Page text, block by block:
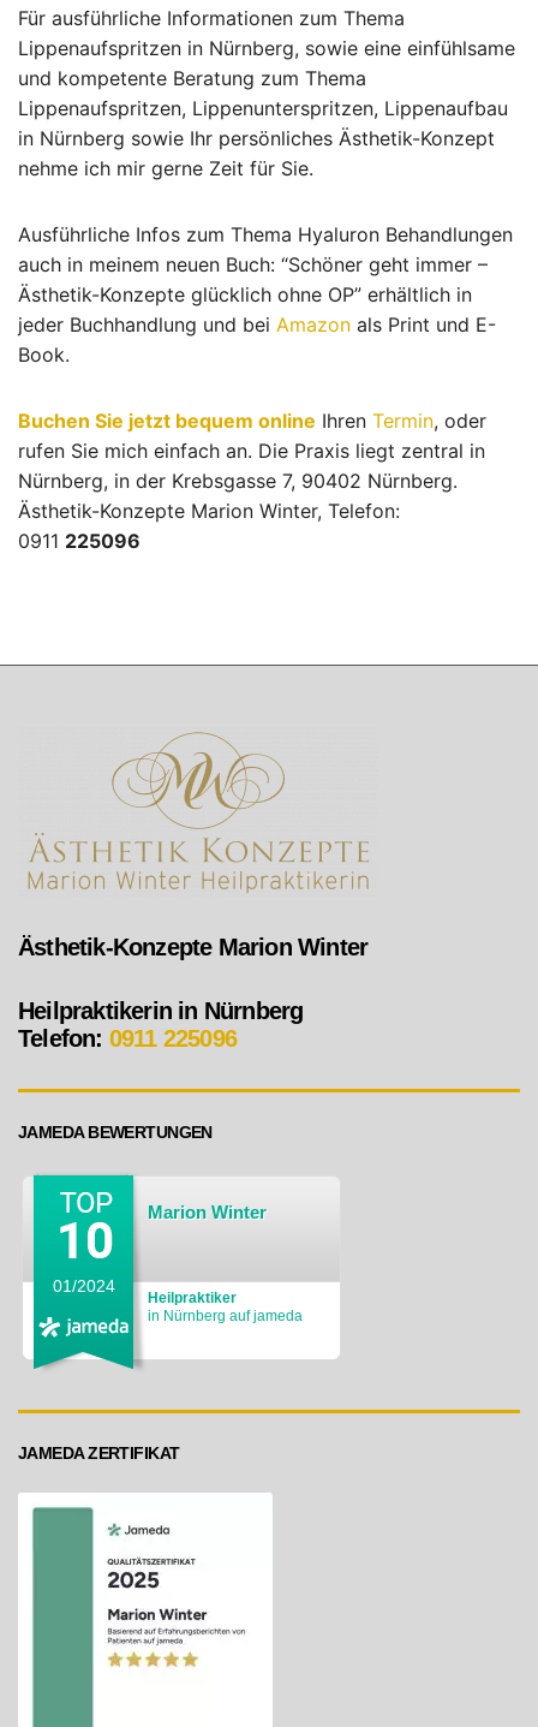
Für ausführliche Informationen zum Thema
Lippenaufspritzen in Nürnberg, sowie eine einfühlsame
und kompetente Beratung zum Thema
Lippenaufspritzen, Lippenunterspritzen, Lippenaufbau
in Nürnberg sowie Ihr persönliches Ästhetik-Konzept
nehme ich mir gerne Zeit für Sie.
Ausführliche Infos zum Thema Hyaluron Behandlungen
auch in meinem neuen Buch: “Schöner geht immer –
Ästhetik-Konzepte glücklich ohne OP” erhältlich in
jeder Buchhandlung und bei Amazon als Print und E-
Book.
Buchen Sie jetzt bequem online Ihren Termin, oder
rufen Sie mich einfach an. Die Praxis liegt zentral in
Nürnberg, in der Krebsgasse 7, 90402 Nürnberg.
Ästhetik-Konzepte Marion Winter, Telefon:
0911 225096
Ästhetik-Konzepte Marion Winter
Heilpraktikerin in Nürnberg
Telefon: 0911 225096
JAMEDA BEWERTUNGEN
Marion Winter
Heilpraktiker
in Nürnberg auf jameda
01/2024
JAMEDA ZERTIFIKAT